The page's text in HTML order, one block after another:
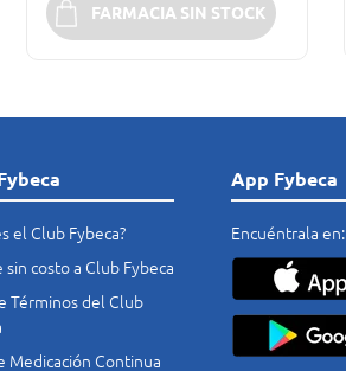
FARMACIA SIN STOCK
el Club Fybeca?
costo a Club Fybeca
Términos del Club
Medicación Continua
App Fybeca
Encuéntrala en: